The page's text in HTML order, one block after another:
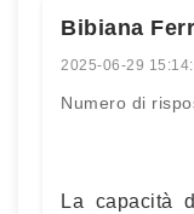
Bibiana
2025-06-29
Numero di
La capacità